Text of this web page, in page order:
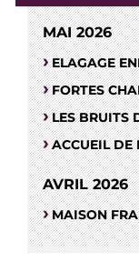
MAI 2026
ELAGAGE
FORTES
LES BRUITS
ACCUEIL DE
AVRIL 2026
MAISON